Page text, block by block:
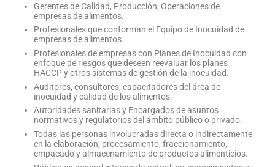
Gerentes de Calidad, Producción, Operaciones de
empresas de alimentos.
Profesionales que conforman el Equipo de Inocuidad de
empresas de alimentos.
Profesionales de empresas con Planes de Inocuidad con
enfoque de riesgos que deseen reevaluar los planes
HACCP y otros sistemas de gestión de la inocuidad.
Auditores, consultores, capacitadores del área de
inocuidad y calidad de los alimentos.
Autoridades sanitarias y Encargados de asuntos
normativos y regulatorios del ámbito público o privado.
Todas las personas involucradas directa o indirectamente
en la elaboración, procesamiento, fraccionamiento,
empacado y almacenamiento de productos alimenticios.